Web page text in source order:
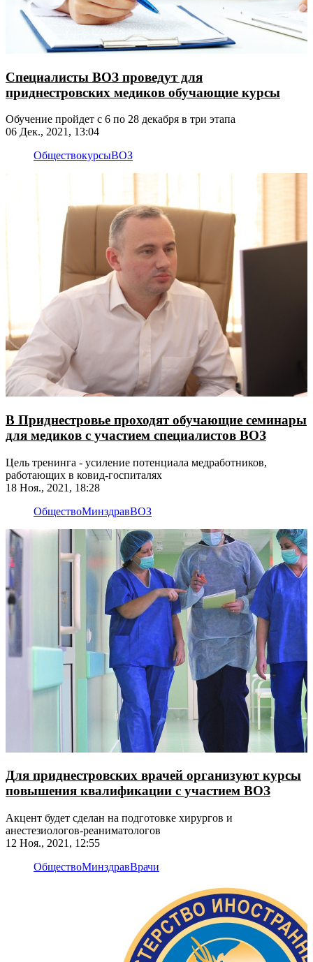
Специалисты ВОЗ проведут для
приднестровских медиков обучающие курсы
Обучение пройдет с 6 по 28 декабря в три этапа
06 Дек., 2021, 13:04
ОбществокурсыВОЗ
В Приднестровье проходят обучающие семинары
для медиков с участием специалистов ВОЗ
Цель тренинга - усиление потенциала медработников,
работающих в ковид-госпиталях
18 Ноя., 2021, 18:28
ОбществоМинздравВОЗ
Для приднестровских врачей организуют курсы
повышения квалификации с участием ВОЗ
Акцент будет сделан на подготовке хирургов и
анестезиологов-реаниматологов
12 Ноя., 2021, 12:55
ОбществоМинздравВрачи